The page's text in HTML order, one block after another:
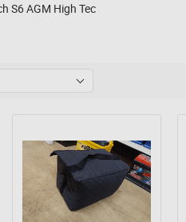
S6 AGM High Tec